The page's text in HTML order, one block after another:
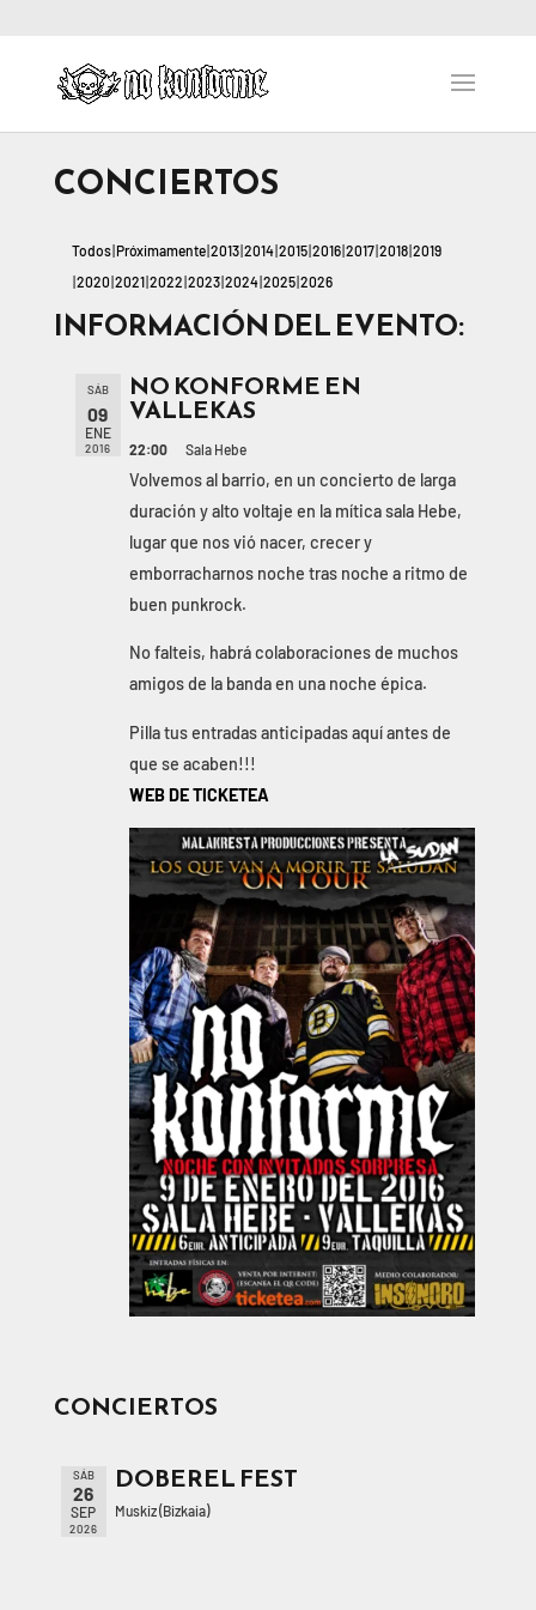
CONCIERTOS
Todos Próximamente 2013 2014 2015 2016 2017 2018 2019
2020 2021 2022 2023 2024 2025 2026
INFORMACIÓN DEL EVENTO:
SÁB
09
ENE
2016
NO KONFORME EN
VALLEKAS
22:00 Sala Hebe
Volvemos al barrio, en un concierto de larga
duración y alto voltaje en la mítica sala Hebe,
lugar que nos vió nacer, crecer y
emborracharnos noche tras noche a ritmo de
buen punkrock.
No falteis, habrá colaboraciones de muchos
amigos de la banda en una noche épica.
Pilla tus entradas anticipadas aquí antes de
que se acaben!!!
WEB DE TICKETEA
CONCIERTOS
SÁB
26
SEP
2026
DOBEREL FEST
Muskiz (Bizkaia)